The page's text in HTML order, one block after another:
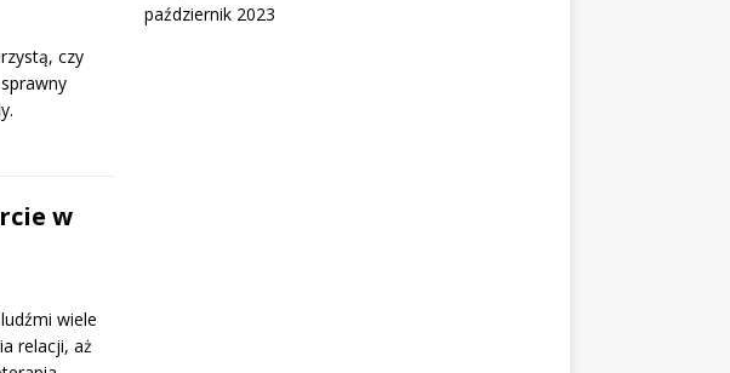
czy
w
wiele
relacji, aż
październik 2023